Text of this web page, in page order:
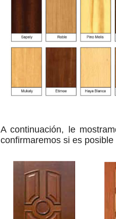
A continuación, le
confirmaremos si es